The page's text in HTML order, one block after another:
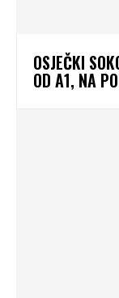
OSJEČKI
OD A1, NA